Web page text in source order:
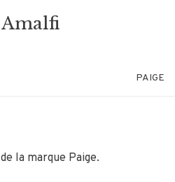
Amalfi
PAIGE
la marque Paige.